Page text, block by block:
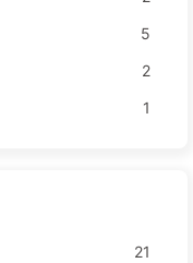
5
2
1
21